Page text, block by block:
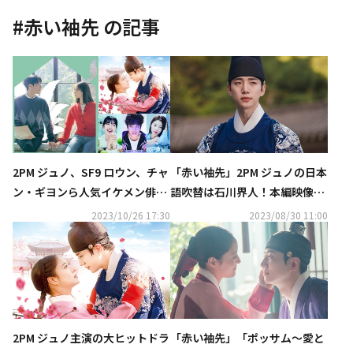
#赤い袖先 の記事
2PM ジュノ、SF9 ロウン、チャ
ン・ギヨンら人気イケメン俳優
の出演作を大放出！CSホームド
ラマチャンネル11月ラインナッ
プ
2023/10/26 17:30
「赤い袖先」2PM ジュノの日本
語吹替は石川界人！本編映像＆
インタビュー初公開“恋愛描写
も真面目に演じました（笑）”
2023/08/30 11:00
2PM ジュノ主演の大ヒットドラ 「赤い袖先」「ポッサム～愛と